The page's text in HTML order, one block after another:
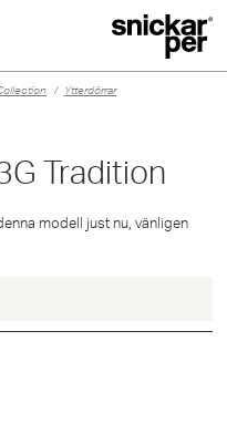
Ytterdörrar
Tradition
modell just nu, vänligen